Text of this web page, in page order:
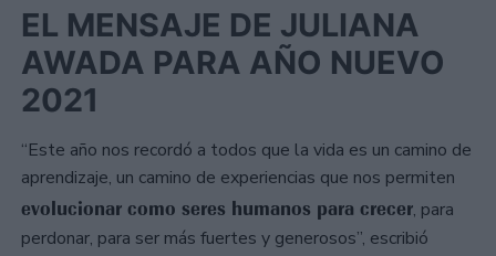
EL MENSAJE DE JULIANA
AWADA PARA AÑO NUEVO
2021
“Este año nos recordó a todos que la vida es un camino de
aprendizaje, un camino de experiencias que nos permiten
evolucionar como seres humanos para crecer, para
perdonar, para ser más fuertes y generosos”, escribió